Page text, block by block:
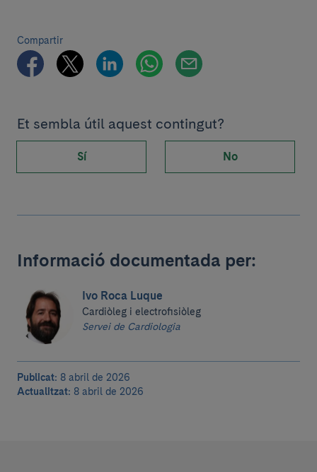
Compartir
Et sembla útil aquest contingut?
Sí No
Informació documentada per:
Ivo Roca Luque
Cardiòleg i electrofisiòleg
Servei de Cardiologia
Publicat: 8 abril de 2026
Actualitzat: 8 abril de 2026